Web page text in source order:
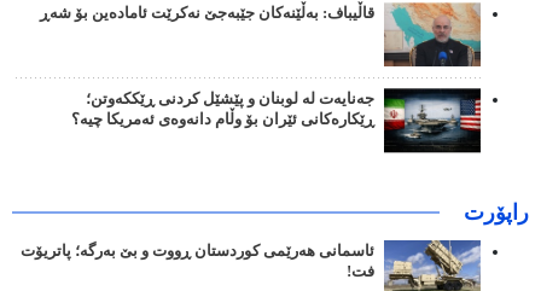
قاڵیباف: بەڵێنەکان جێبەجێ نەکرێت ئامادەین بۆ شەڕ
جەنایەت لە لوبنان و پێشێل کردنی ڕێککەوتن؛
ڕێکارەکانی ئێران بۆ وڵام دانەوەی ئەمریکا چیە؟
راپۆرت
ئاسمانی هەرێمی کوردستان ڕووت و بێ بەرگە؛ پاتریۆت
فت!